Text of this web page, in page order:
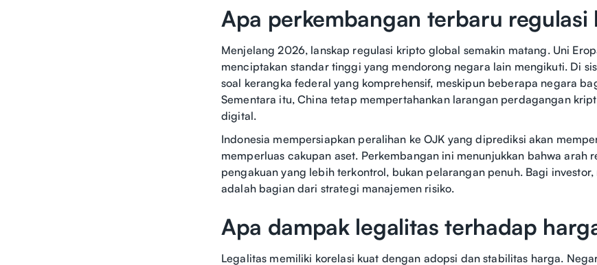
Apa perkembangan terbaru
Menjelang 2026, lanskap regulasi kripto global semakin matang. Uni
menciptakan standar tinggi yang mendorong negara lain mengikuti. Di
soal kerangka federal yang komprehensif, meskipun beberapa negara
Sementara itu, China tetap mempertahankan larangan perdagangan
digital.
Indonesia mempersiapkan peralihan ke OJK yang diprediksi akan
memperluas cakupan aset. Perkembangan ini menunjukkan bahwa arah
pengakuan yang lebih terkontrol, bukan pelarangan penuh. Bagi
adalah bagian dari strategi manajemen risiko.
Apa dampak legalitas terhadap
Legalitas memiliki korelasi kuat dengan adopsi dan stabilitas harga.